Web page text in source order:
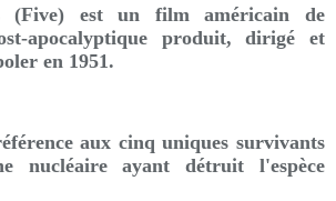
(Five) est un film américain de
apocalyptique produit, dirigé et
en 1951.
aux cinq uniques survivants
nucléaire ayant détruit l'espèce